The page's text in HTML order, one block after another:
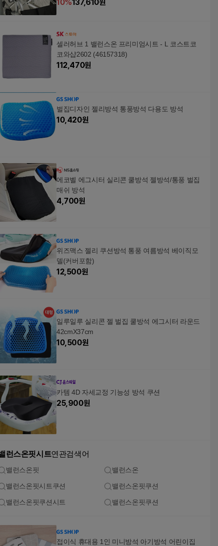
10%137,610원
셀러허브 1 밸런스온 프리미엄시트 - L 코스트코
코와샵2602 (46157318)
112,470원
벌집디자인 젤리방석 통풍방석 다용도 방석
10,420원
에코벨 에그시터 실리콘 쿨방석 젤방석/통풍 벌집
매쉬 방석
4,700원
위즈맥스 젤리 쿠션방석 통풍 여름방석 베이직모
델(커버포함)
12,500원
일루일루 실리콘 젤 벌집 쿨방석 에그시터 라운드
42cmX37cm
10,500원
카템 4D 자세교정 기능성 방석 쿠션
25,900원
런스온핏시트연관검색어
밸런스온핏 밸런스온
밸런스온핏시트쿠션 밸런스온핏쿠션
밸런스온핏쿠션시트 밸런스온핏쿠션
접이식 휴대용 1인 미니방석 아기방석 어린이집